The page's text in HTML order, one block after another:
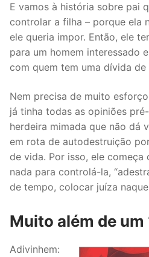
E vamos à história sobre pai
controlar a filha – porque ela
ele queria impor. Então, ele
para um homem interessado
com quem tem uma dívida
Nem precisa de muito
já tinha todas as opiniões
herdeira mimada que não dá
em rota de autodestruição
de vida. Por isso, ele
nada para controlá-la,
de tempo, colocar juíza
Muito além de um
Adivinhem: